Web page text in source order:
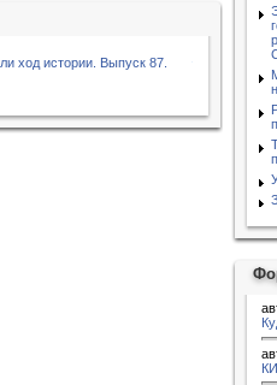
ход истории. Выпуск 87.